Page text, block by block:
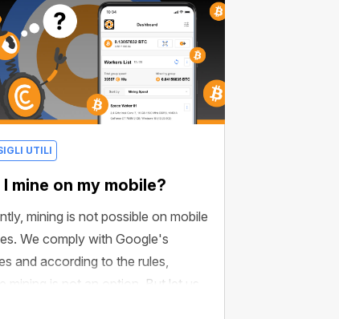
UTILI
I mine on my mobile?
mining is not possible on mobile
We comply with Google's
and according to the rules,
mining is not an option. But let us